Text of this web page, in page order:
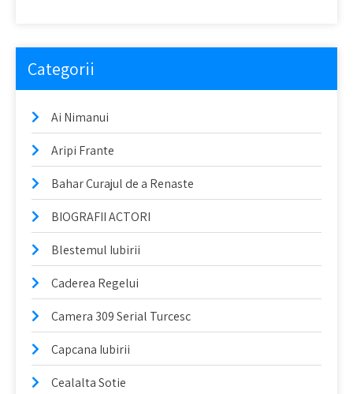
Categorii
Ai Nimanui
Aripi Frante
Bahar Curajul de a Renaste
BIOGRAFII ACTORI
Blestemul Iubirii
Caderea Regelui
Camera 309 Serial Turcesc
Capcana Iubirii
Cealalta Sotie